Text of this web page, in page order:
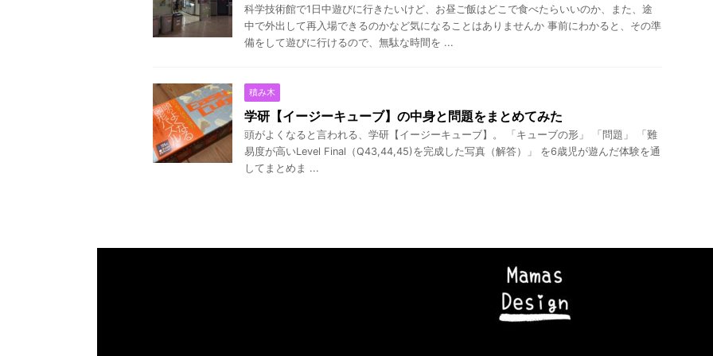
科学技術館で1日中遊びに行きたいけど、お昼ご飯はどこで食べたらいいのか、また、途
中で外出して再入場できるのかなど気になることはありませんか 事前にわかると、その準
備をして遊びに行けるので、無駄な時間を ...
積み木
学研【イージーキューブ】の中身と問題をまとめてみた
頭がよくなると言われる、学研【イージーキューブ】。 「キューブの形」 「問題」 「難
易度が高いLevel Final（Q43,44,45)を完成した写真（解答）」 を6歳児が遊んだ体験を通
してまとめま ...